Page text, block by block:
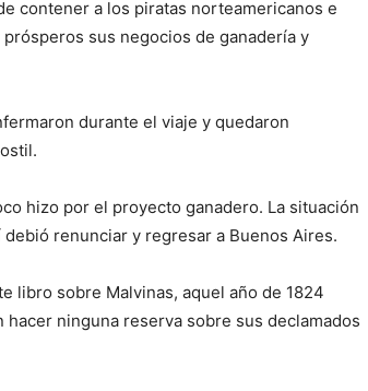
contener a los piratas norteamericanos e
sus negocios de ganadería y
durante el viaje y quedaron
hizo por el proyecto ganadero. La situación
renunciar y regresar a Buenos Aires.
libro sobre Malvinas, aquel año de 1824
ninguna reserva sobre sus declamados